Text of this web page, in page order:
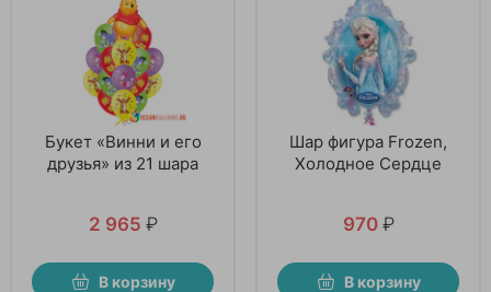
Букет «Винни и его
друзья» из 21 шара
2 965 ₽
В корзину
Шар фигура Frozen,
Холодное Сердце
970 ₽
В корзину